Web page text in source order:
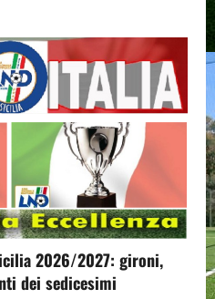
2026/2027: gironi,
dei sedicesimi